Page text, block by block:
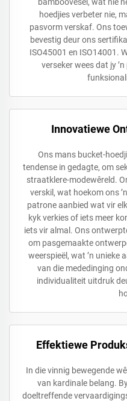
hoedjies verbeter nie,
pasvorm verskaf. Ons
bevestig deur ons
ISO45001 en ISO14001.
verseker wees dat jy
Innovatiewe
Ons mans bucket-
tendense in gedagte, om
straatklere-modewêreld.
verskil, wat hoekom ons
patrone aanbied wat vir
kyk verkies of iets meer
iets vir almal. Ons
om pasgemaakte
weerspieël, wat ’n unieke
van die mededinging
individualiteit uitdruk
Effektiewe
In die vinnig bewegende
van kardinale belang.
doeltreffende